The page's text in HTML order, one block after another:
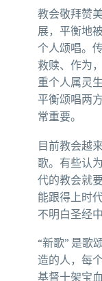
教会敬拜赞
展，平衡地
个人颂唱。
救赎、作为
重个人属灵
平衡颂唱两
常重要。
目前教会越
歌。有些认
代的教会就
能跟得上时
不明白圣经
“新歌” 是歌
造的人，每
基督十架宝